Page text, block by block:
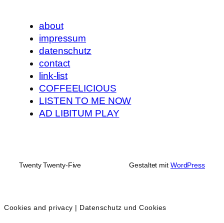
about
impressum
datenschutz
contact
link-list
COFFEELICIOUS
LISTEN TO ME NOW
AD LIBITUM PLAY
Twenty Twenty-Five Gestaltet mit WordPress
Cookies and privacy | Datenschutz und Cookies